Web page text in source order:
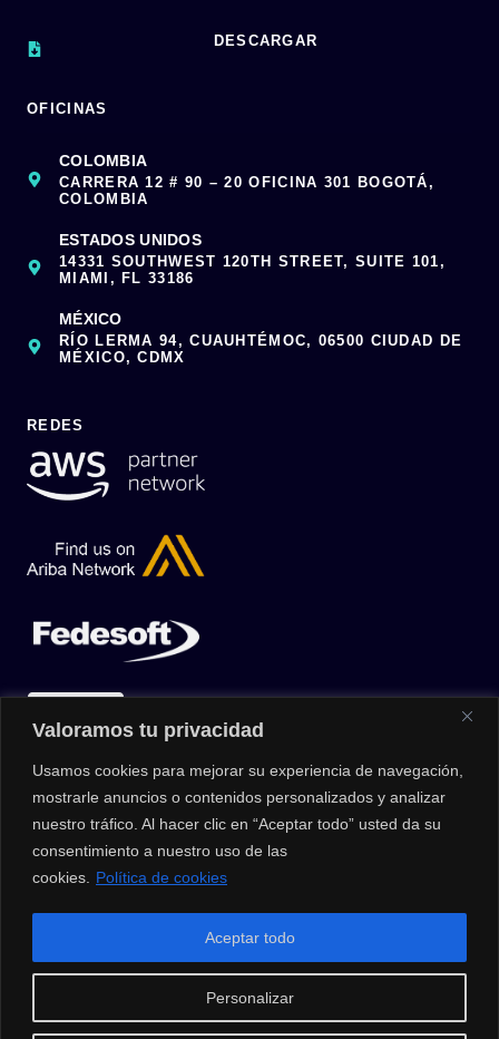
Valoramos tu privacidad
Usamos cookies para mejorar su experiencia de navegación,
mostrarle anuncios o contenidos personalizados y analizar
nuestro tráfico. Al hacer clic en “Aceptar todo” usted da su
consentimiento a nuestro uso de las
cookies.
Política de cookies
Personalizar
Aceptar todo
DESCARGAR
OFICINAS
COLOMBIA
CARRERA 12 # 90 – 20 OFICINA 301 BOGOTÁ,
COLOMBIA
ESTADOS UNIDOS
14331 SOUTHWEST 120TH STREET, SUITE 101,
MIAMI, FL 33186
MÉXICO
RÍO LERMA 94, CUAUHTÉMOC, 06500 CIUDAD DE
MÉXICO, CDMX
REDES
© 2026 |Privacy Policy|Data Protection Policy|Media Kit| All
Rights Reserved | Powered by Clouxter